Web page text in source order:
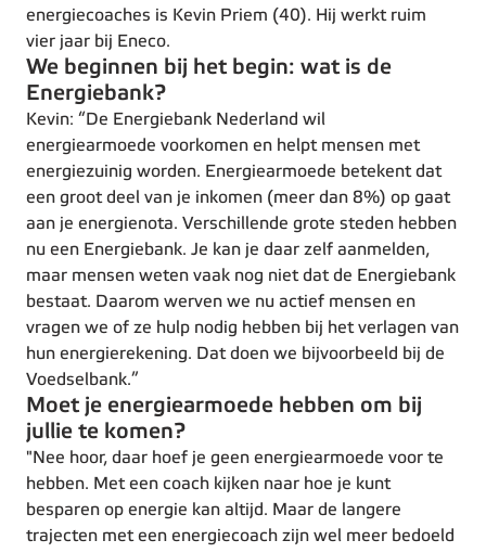
energiecoaches is Kevin Priem (40). Hij werkt ruim
vier jaar bij Eneco.
We beginnen bij het begin: wat is de
Energiebank?
Kevin: “De Energiebank Nederland wil
energiearmoede voorkomen en helpt mensen met
energiezuinig worden. Energiearmoede betekent dat
een groot deel van je inkomen (meer dan 8%) op gaat
aan je energienota. Verschillende grote steden hebben
nu een Energiebank. Je kan je daar zelf aanmelden,
maar mensen weten vaak nog niet dat de Energiebank
bestaat. Daarom werven we nu actief mensen en
vragen we of ze hulp nodig hebben bij het verlagen van
hun energierekening. Dat doen we bijvoorbeeld bij de
Voedselbank.”
Moet je energiearmoede hebben om bij
jullie te komen?
"Nee hoor, daar hoef je geen energiearmoede voor te
hebben. Met een coach kijken naar hoe je kunt
besparen op energie kan altijd. Maar de langere
trajecten met een energiecoach zijn wel meer bedoeld